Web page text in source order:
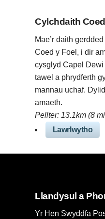
Cylchdaith
Mae’r daith
Coed y Foel, i dir
cysglyd Capel Dewi
tawel a phrydferth
mannau uchaf.
amaeth.
Pellter: 13.1km (8
Lawrlwytho
Llandysul a
Yr Hen Swyddfa